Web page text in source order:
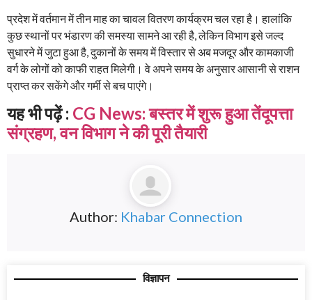
प्रदेश में वर्तमान में तीन माह का चावल वितरण कार्यक्रम चल रहा है। हालांकि
कुछ स्थानों पर भंडारण की समस्या सामने आ रही है, लेकिन विभाग इसे जल्द
सुधारने में जुटा हुआ है, दुकानों के समय में विस्तार से अब मजदूर और कामकाजी
वर्ग के लोगों को काफी राहत मिलेगी। वे अपने समय के अनुसार आसानी से राशन
प्राप्त कर सकेंगे और गर्मी से बच पाएंगे।
यह भी पढ़ें : CG News: बस्तर में शुरू हुआ तेंदूपत्ता
संग्रहण, वन विभाग ने की पूरी तैयारी
Author: Khabar Connection
विज्ञापन